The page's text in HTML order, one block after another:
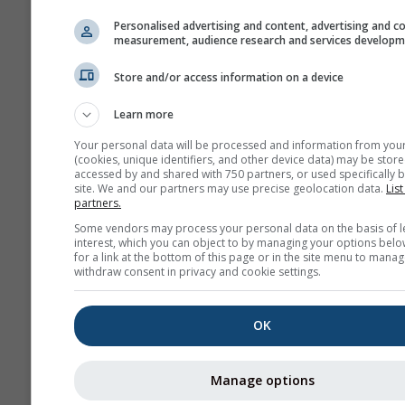
Megjelenés
Napok
Háttér
Háttérképpel
Nincs háttér: Sötét
Nincs háttér: Világos
További időjárási adatok
Personalised advertising and content, advertising and
measurement, audience research and services
Store and/or access information on a device
Learn more
Your personal data will be processed and information from
(cookies, unique identifiers, and other device data) may be
accessed by and shared with 750 partners, or used specifically
site. We and our partners may use precise geolocation data.
partners.
Some vendors may process your personal data on the basis of
interest, which you can object to by managing your options
for a link at the bottom of this page or in the site menu to
withdraw consent in privacy and cookie settings.
OK
Manage options